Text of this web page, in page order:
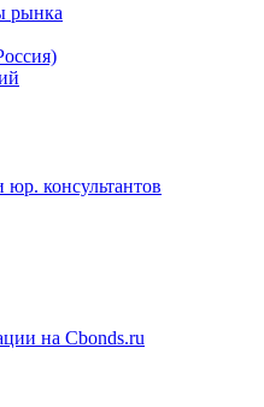
рынка
юр. консультантов
на Cbonds.ru